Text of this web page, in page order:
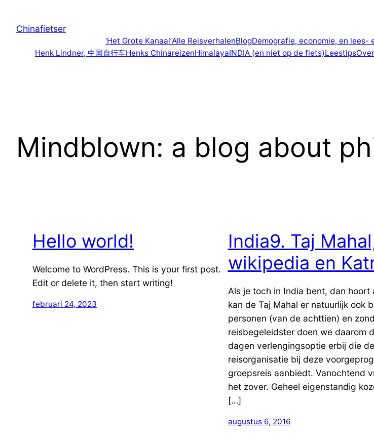
Chinafietser
‘Het Grote Kanaal’Alle ReisverhalenBlogDemografie, economie, en lees-
Henk Lindner, 中国自行车Henks ChinareizenHimalayaINDIA (en niet op de fiets)Leestips
Mindblown: a blog about
Hello world!
Welcome to WordPress. This is your first post.
Edit or delete it, then start writing!
februari 24, 2023
India9. Taj
wikipedia en
Als je toch in India bent, dan hoort
kan de Taj Mahal er natuurlijk ook
personen (van de achttien) en
reisbegeleidster doen we daarom
dagen verlengingsoptie erbij die de
reisorganisatie bij deze
groepsreis aanbiedt. Vanochtend
het zover. Geheel eigenstandig
[…]
augustus 6, 2016